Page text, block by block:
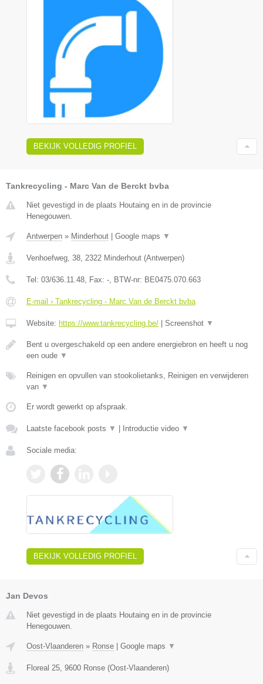
BEKIJK VOLLEDIG PROFIEL
Tankrecycling - Marc Van de Berckt bvba
Niet gevestigd in de plaats Houtaing en in de provincie
Henegouwen.
Antwerpen » Minderhout | Google maps ▼
Venhoefweg, 38 2322 Minderhout (Antwerpen)
Tel: 03/636.11.48 , Fax: - , BTW-nr: BE0475.070.663
E-mail › Tankrecycling - Marc Van de Berckt bvba
Website: https://www.tankrecycling.be/ | Screenshot ▼
Bent u overgeschakeld op een andere energiebron en heeft u nog
een oude ▼
Reinigen en opvullen van stookolietanks, Reinigen en verwijderen
van ▼
Er wordt gewerkt op afspraak.
Laatste facebook posts ▼ | Introductie video ▼
Sociale media:
BEKIJK VOLLEDIG PROFIEL
Jan Devos
Niet gevestigd in de plaats Houtaing en in de provincie
Henegouwen.
Oost-Vlaanderen » Ronse Google maps ▼
Floreal 25 9600 Ronse (Oost-Vlaanderen)